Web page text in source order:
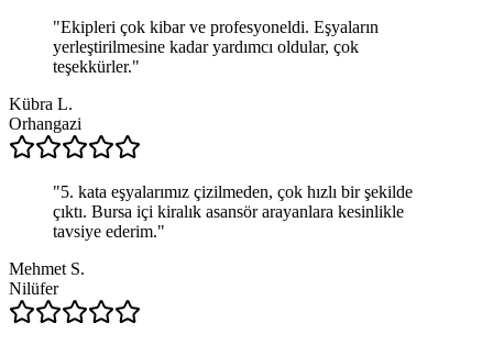
"Ekipleri çok kibar ve profesyoneldi. Eşyaların
yerleştirilmesine kadar yardımcı oldular, çok
teşekkürler."
Kübra L.
Orhangazi
"5. kata eşyalarımız çizilmeden, çok hızlı bir şekilde
çıktı. Bursa içi kiralık asansör arayanlara kesinlikle
tavsiye ederim."
Mehmet S.
Nilüfer